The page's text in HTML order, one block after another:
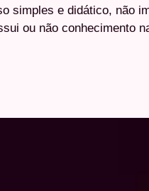
simples e didático, não
ou não conhecimento